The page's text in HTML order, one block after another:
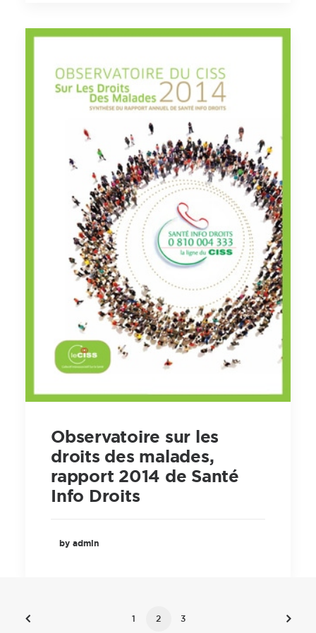
Observatoire sur les
droits des malades,
rapport 2014 de Santé
Info Droits
by admin
1 2 3